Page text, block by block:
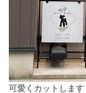
可愛くカットしま